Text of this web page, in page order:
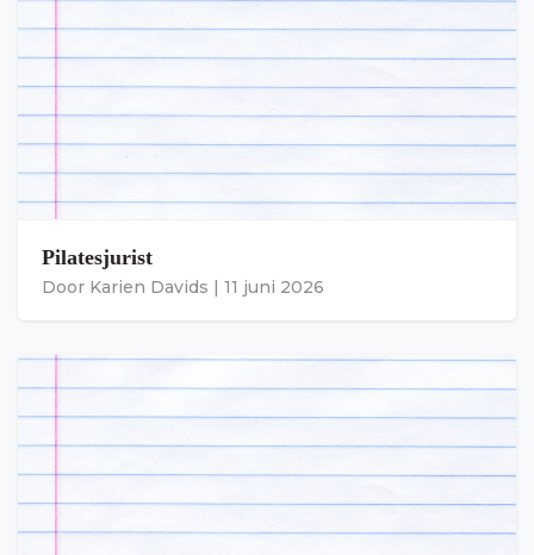
Pilatesjurist
Door Karien Davids | 11 juni 2026